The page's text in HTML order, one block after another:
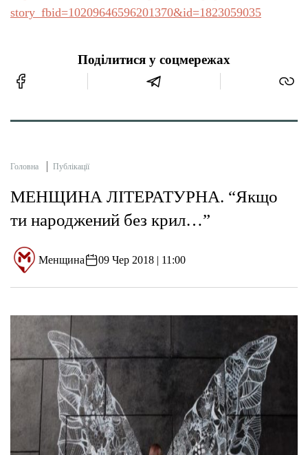
story_fbid=10209646596201370&id=1823059035
Поділитися у соцмережах
Головна Публікації
МЕНЩИНА ЛІТЕРАТУРНА. “Якщо
ти народжений без крил…”
Менщина 09 Чер 2018 | 11:00